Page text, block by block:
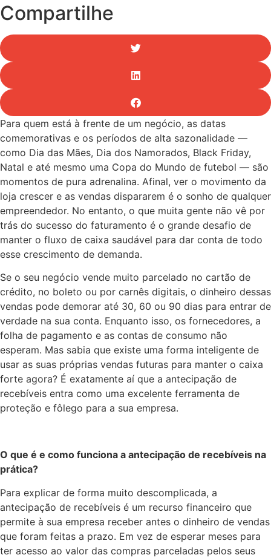
Compartilhe
Para quem está à frente de um negócio, as datas
comemorativas e os períodos de alta sazonalidade —
como Dia das Mães, Dia dos Namorados, Black Friday,
Natal e até mesmo uma Copa do Mundo de futebol — são
momentos de pura adrenalina. Afinal, ver o movimento da
loja crescer e as vendas dispararem é o sonho de qualquer
empreendedor. No entanto, o que muita gente não vê por
trás do sucesso do faturamento é o grande desafio de
manter o fluxo de caixa saudável para dar conta de todo
esse crescimento de demanda.
Se o seu negócio vende muito parcelado no cartão de
crédito, no boleto ou por carnês digitais, o dinheiro dessas
vendas pode demorar até 30, 60 ou 90 dias para entrar de
verdade na sua conta. Enquanto isso, os fornecedores, a
folha de pagamento e as contas de consumo não
esperam. Mas sabia que existe uma forma inteligente de
usar as suas próprias vendas futuras para manter o caixa
forte agora? É exatamente aí que a antecipação de
recebíveis entra como uma excelente ferramenta de
proteção e fôlego para a sua empresa.
O que é e como funciona a antecipação de recebíveis na
prática?
Para explicar de forma muito descomplicada, a
antecipação de recebíveis é um recurso financeiro que
permite à sua empresa receber antes o dinheiro de vendas
que foram feitas a prazo. Em vez de esperar meses para
ter acesso ao valor das compras parceladas pelos seus